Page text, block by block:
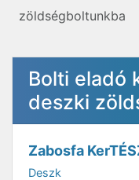
zöldségboltunkba
Bolti eladó
deszki
Zabosfa
Deszk